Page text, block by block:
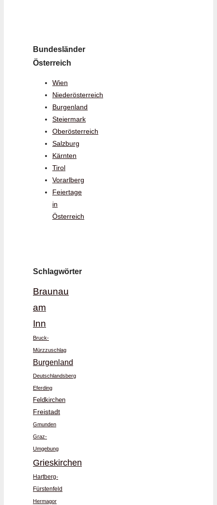
Bundesländer
Österreich
Wien
Niederösterreich
Burgenland
Steiermark
Oberösterreich
Salzburg
Kärnten
Tirol
Vorarlberg
Feiertage
in
Österreich
Schlagwörter
Braunau
am
Inn
Bruck-
Mürzzuschlag
Burgenland
Deutschlandsberg
Eferding
Feldkirchen
Freistadt
Gmunden
Graz-
Umgebung
Grieskirchen
Hartberg-
Fürstenfeld
Hermagor